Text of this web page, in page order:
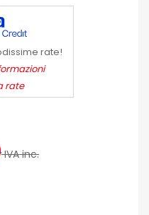
rate!
rate
IVA inc.